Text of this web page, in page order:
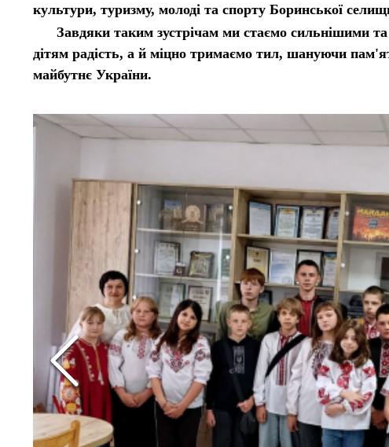
культури, туризму, молоді та спорту Боринської
Завдяки таким зустрічам ми стаємо сильнішими
дітям радість, а й міцно тримаємо тил, шануючи
майбутнє України.